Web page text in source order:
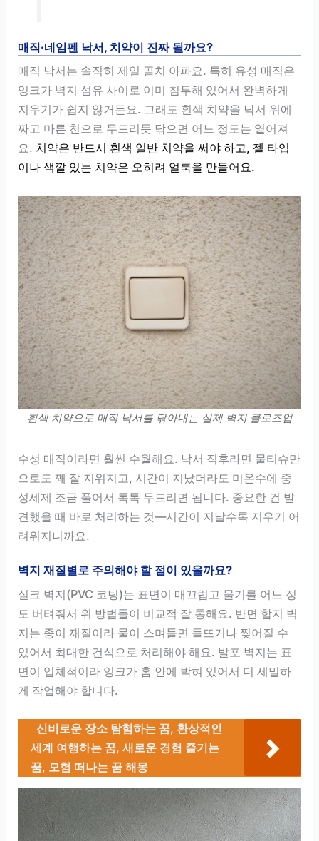
매직·네임펜 낙서, 치약이 진짜 될까요?
매직 낙서는 솔직히 제일 골치 아파요. 특히 유성 매직은
잉크가 벽지 섬유 사이로 이미 침투해 있어서 완벽하게
지우기가 쉽지 않거든요. 그래도 흰색 치약을 낙서 위에
짜고 마른 천으로 두드리듯 닦으면 어느 정도는 옅어져
요. 치약은 반드시 흰색 일반 치약을 써야 하고, 젤 타입
이나 색깔 있는 치약은 오히려 얼룩을 만들어요.
흰색 치약으로 매직 낙서를 닦아내는 실제 벽지 클로즈업
수성 매직이라면 훨씬 수월해요. 낙서 직후라면 물티슈만
으로도 꽤 잘 지워지고, 시간이 지났더라도 미온수에 중
성세제 조금 풀어서 톡톡 두드리면 됩니다. 중요한 건 발
견했을 때 바로 처리하는 것—시간이 지날수록 지우기 어
려워지니까요.
벽지 재질별로 주의해야 할 점이 있을까요?
실크 벽지(PVC 코팅)는 표면이 매끄럽고 물기를 어느 정
도 버텨줘서 위 방법들이 비교적 잘 통해요. 반면 합지 벽
지는 종이 재질이라 물이 스며들면 들뜨거나 찢어질 수
있어서 최대한 건식으로 처리해야 해요. 발포 벽지는 표
면이 입체적이라 잉크가 홈 안에 박혀 있어서 더 세밀하
게 작업해야 합니다.
신비로운 장소 탐험하는 꿈, 환상적인
세계 여행하는 꿈, 새로운 경험 즐기는
꿈, 모험 떠나는 꿈 해몽